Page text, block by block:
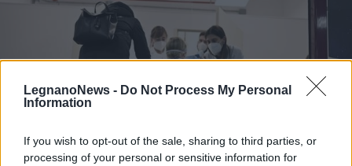
LegnanoNews - Do Not Process My Personal
Information
If you wish to opt-out of the sale, sharing to third parties, or
processing of your personal or sensitive information for